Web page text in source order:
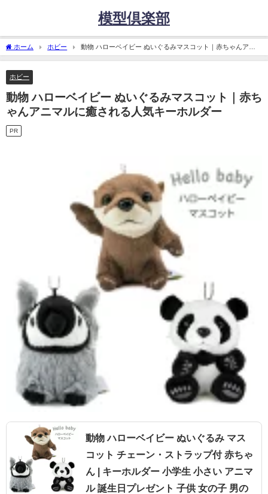
模型倶楽部
ホーム ホビー
動物 ハローベイビー ぬいぐるみマスコット｜赤ちゃんアニ
マルに癒される人気キーホルダー
ホビー
動物 ハローベイビー ぬいぐるみマスコット｜赤ち
ゃんアニマルに癒される人気キーホルダー
PR
動物 ハローベイビー ぬいぐるみ マス
コット チェーン・ストラップ付 赤ちゃ
ん | キーホルダー 小学生 小さい アニマ
ル 誕生日プレゼント 子供 女の子 男の